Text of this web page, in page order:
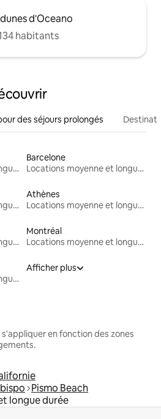
d'Oceano
habitants
des séjours prolongés
Locations moyenne et longue durée
Barcelone
Locations moyenne et longue durée
Locations moyenne et longue durée
Athènes
Locations moyenne et longue durée
Locations moyenne et longue durée
Montréal
Locations moyenne et longue durée
Locations moyenne et longue durée
Afficher plus
en fonction des zones
Pismo Beach
longue durée